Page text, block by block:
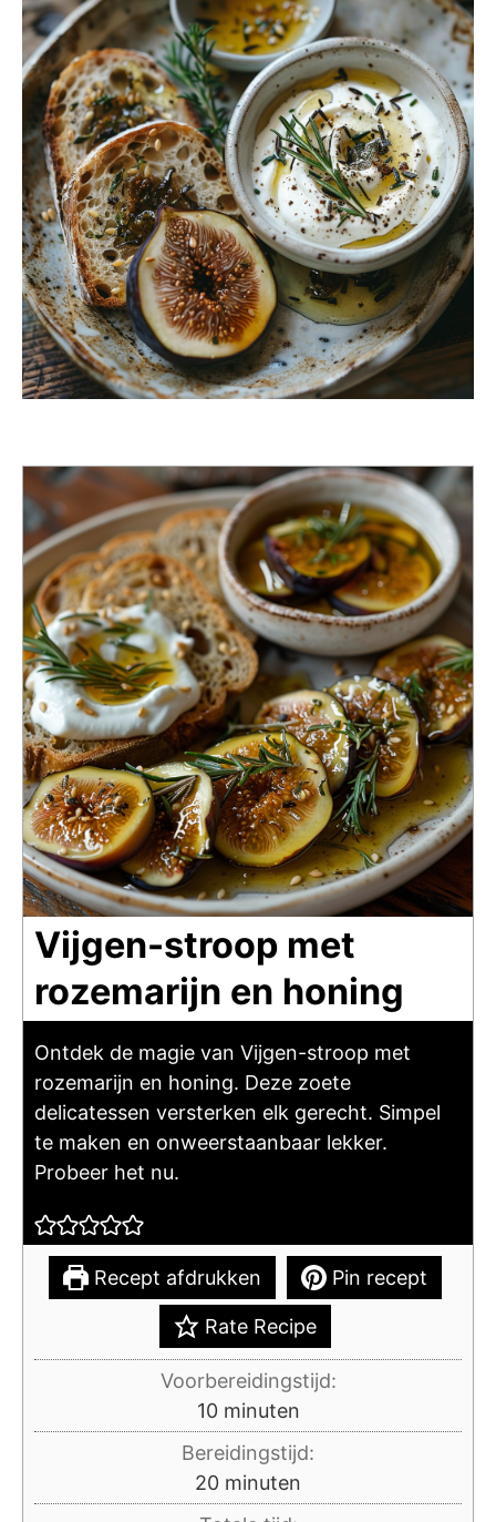
Vijgen-stroop met
rozemarijn en honing
Ontdek de magie van Vijgen-stroop met
rozemarijn en honing. Deze zoete
delicatessen versterken elk gerecht. Simpel
te maken en onweerstaanbaar lekker.
Probeer het nu.
Recept afdrukken Pin recept
Rate Recipe
Voorbereidingstijd:
10minuten
minuten
Bereidingstijd:
20minuten
minuten